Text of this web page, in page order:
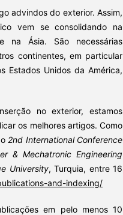
advindos do exterior. Assim,
vem se consolidando na
na Ásia. São necessárias
continentes, em particular
Estados Unidos da América,
no exterior, estamos
os melhores artigos. Como
2nd International Conference
& Mechatronic Engineering
University, Turquia, entre 16
and-indexing/
em pelo menos 10